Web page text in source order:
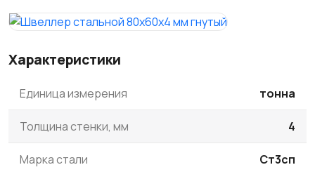
Характеристики
Единица измерения тонна
Толщина стенки, мм 4
Марка стали Ст3сп